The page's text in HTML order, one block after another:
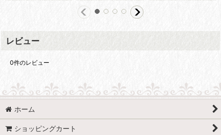
レビュー
0件のレビュー
ホーム
ショッピングカート